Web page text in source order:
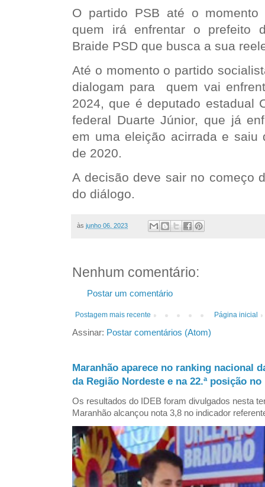
O partido PSB até o
quem irá enfrentar o prefeito
Braide PSD que busca a sua
Até o momento o partido
dialogam para quem vai
2024, que é deputado estadual
federal Duarte Júnior, que já
em uma eleição acirrada e saiu
de 2020.
A decisão deve sair no começo
do diálogo.
às junho 06, 2023
Nenhum comentário:
Postar um comentário
Postagem mais recente Página inicial
Assinar: Postar comentários (Atom)
Maranhão aparece no ranking nacional
da Região Nordeste e na 22.ª posição
Os resultados do IDEB foram divulgados nesta
Maranhão alcançou nota 3,8 no indicador